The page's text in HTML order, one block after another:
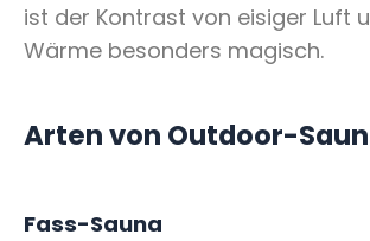
ist der Kontrast von eisiger Luft
Wärme besonders magisch.
Arten von Outdoor-
Fass-Sauna